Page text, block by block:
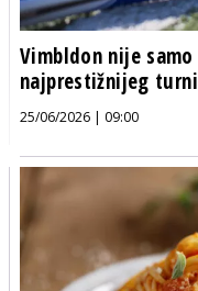
Vimbldon nije
najprestižnijeg
25/06/2026 | 09:00